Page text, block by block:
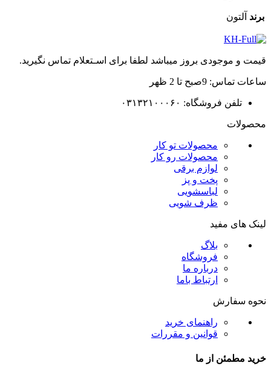
برند آلتون
قیمت و موجودی بروز میباشد لطفا برای اسـتعلام تماس نگیرید.
ساعات تماس: 9صبح تا 2 ظهر
تلفن فروشگاه: ۰۳۱۳۲۱۰۰۰۶۰
محصولات
محصولات تو کار
محصولات رو کار
لوازم برقی
پخت و پز
لباسشویی
ظرف شویی
لینک های مفید
بلاگ
فروشگاه
درباره ما
ارتباط باما
نحوه سفارش
راهنمای خرید
قوانین و مقررات
خرید مطمئن از ما